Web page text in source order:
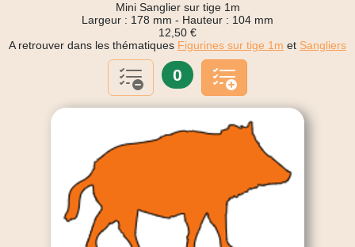
Mini Sanglier sur tige 1m
Largeur : 178 mm - Hauteur : 104 mm
12,50 €
A retrouver dans les thématiques Figurines sur tige 1m et Sangliers
0